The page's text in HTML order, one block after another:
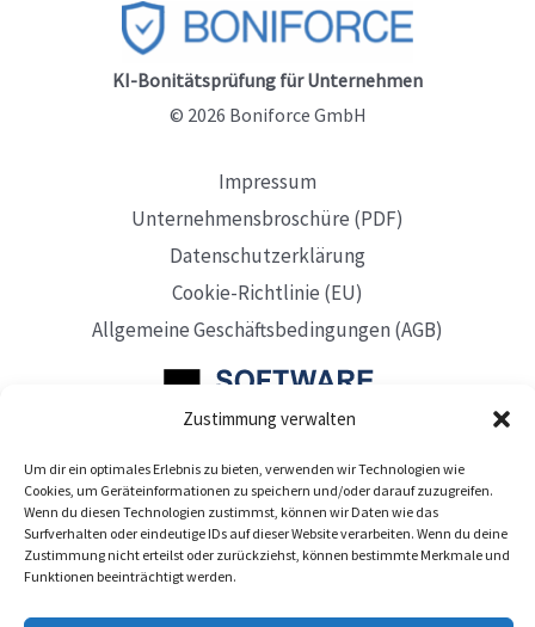
Zustimmung verwalten
Um dir ein optimales Erlebnis zu bieten, verwenden wir Technologien wie
Cookies, um Geräteinformationen zu speichern und/oder darauf zuzugreifen.
Wenn du diesen Technologien zustimmst, können wir Daten wie das
Surfverhalten oder eindeutige IDs auf dieser Website verarbeiten. Wenn du deine
Zustimmung nicht erteilst oder zurückziehst, können bestimmte Merkmale und
Funktionen beeinträchtigt werden.
KI-Bonitätsprüfung für Unternehmen
© 2026 Boniforce GmbH
Impressum
Unternehmensbroschüre (PDF)
Datenschutzerklärung
Cookie-Richtlinie (EU)
Allgemeine Geschäftsbedingungen (AGB)
Mit Sitz in Düsseldorf